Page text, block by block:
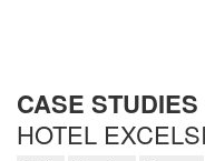
hoteldoors.ae
hotel-doors.co.uk
CASE STUDIES
HOTEL